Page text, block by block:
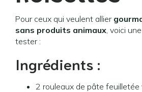
Pour ceux qui veulent allier
sans produits animaux, voici
tester :
Ingrédients :
2 rouleaux de pâte feuilletée